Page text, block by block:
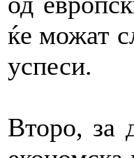
ќе можат
успеси.
Второ, за